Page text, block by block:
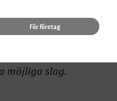
hittar du ett bredare
Här allt man kan
möjliga slag.
För företag